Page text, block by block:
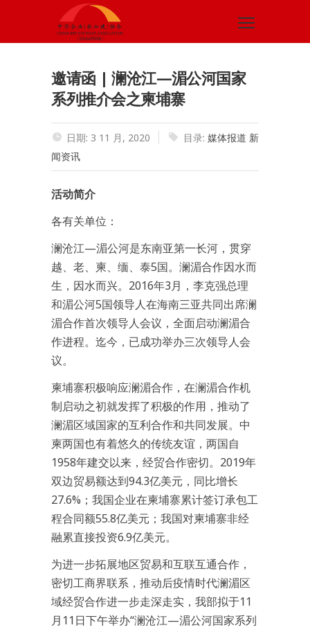
邀请函 | 澜沧江—湄公河国家
系列推介会之柬埔寨
日期: 3 11 月, 2020 目录: 媒体报道 新
闻资讯
活动简介
各有关单位：
澜沧江—湄公河是东南亚第一长河，贯穿
越、老、柬、缅、泰5国。澜湄合作因水而
生，因水而兴。2016年3月，李克强总理
和湄公河5国领导人在海南三亚共同出席澜
湄合作首次领导人会议，全面启动澜湄合
作进程。迄今，已成功举办三次领导人会
议。
柬埔寨积极响应澜湄合作，在澜湄合作机
制启动之初就发挥了积极的作用，推动了
澜湄区域国家的互利合作和共同发展。中
柬两国也有着悠久的传统友谊，两国自
1958年建交以来，经贸合作密切。2019年
双边贸易额达到94.3亿美元，同比增长
27.6%；我国企业在柬埔寨累计签订承包工
程合同额55.8亿美元；我国对柬埔寨非经
融累直接投资6.9亿美元。
为进一步拓展地区贸易和互联互通合作，
密切工商界联系，推动后疫情时代澜湄区
域经贸合作进一步走深走实，我部拟于11
月11日下午举办“澜沧江—湄公河国家系列